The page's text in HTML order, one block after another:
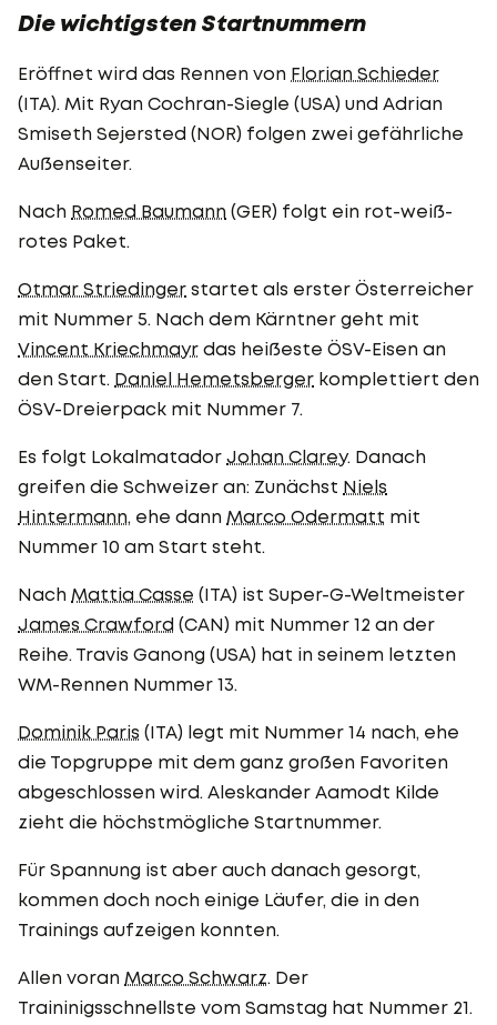
Die wichtigsten Startnummern
Eröffnet wird das Rennen von Florian Schieder
(ITA). Mit Ryan Cochran-Siegle (USA) und Adrian
Smiseth Sejersted (NOR) folgen zwei gefährliche
Außenseiter.
Nach Romed Baumann (GER) folgt ein rot-weiß-
rotes Paket.
Otmar Striedinger startet als erster Österreicher
mit Nummer 5. Nach dem Kärntner geht mit
Vincent Kriechmayr das heißeste ÖSV-Eisen an
den Start. Daniel Hemetsberger komplettiert den
ÖSV-Dreierpack mit Nummer 7.
Es folgt Lokalmatador Johan Clarey. Danach
greifen die Schweizer an: Zunächst Niels
Hintermann, ehe dann Marco Odermatt mit
Nummer 10 am Start steht.
Nach Mattia Casse (ITA) ist Super-G-Weltmeister
James Crawford (CAN) mit Nummer 12 an der
Reihe. Travis Ganong (USA) hat in seinem letzten
WM-Rennen Nummer 13.
Dominik Paris (ITA) legt mit Nummer 14 nach, ehe
die Topgruppe mit dem ganz großen Favoriten
abgeschlossen wird. Aleskander Aamodt Kilde
zieht die höchstmögliche Startnummer.
Für Spannung ist aber auch danach gesorgt,
kommen doch noch einige Läufer, die in den
Trainings aufzeigen konnten.
Allen voran Marco Schwarz. Der
Traininigsschnellste vom Samstag hat Nummer 21.